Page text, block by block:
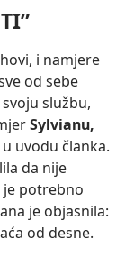
i namjere
od sebe
službu,
Sylvianu,
uvodu članka.
da nije
potrebno
je objasnila:
od desne.